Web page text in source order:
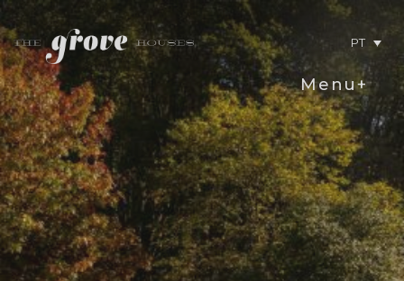
PT
Menu+